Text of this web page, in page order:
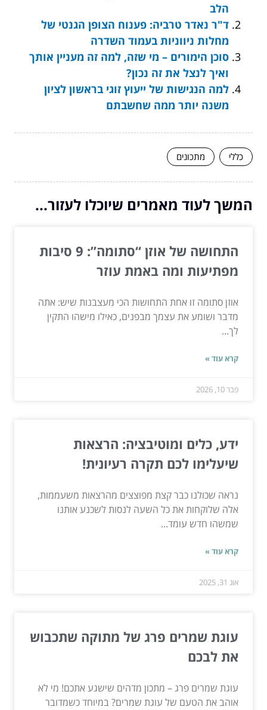
הלב
ד"ר נאדר טרביה: פענוח הצופן הגנטי של
מחלות ניווניות בעמוד השדרה
סוכן הימורים – מי שזה, למה זה מעניין אותך
ואיך לנצל את זה נכון?
למה הנגישות של ייעוץ זוגי בראשון לציון
משנה יותר ממה שחשבתם
כללי מתכונים
המשך לעוד מאמרים שיוכלו לעזור...
התחושה של אוזן “סתומה”: 9 סיבות
מפתיעות ומה באמת עוזר
אוזן סתומה זו אחת התחושות הכי מעצבנות שיש: אתה
מדבר ושומע את עצמך מבפנים, כאילו מישהו התקין
לך...
קרא עוד »
פבר 10, 2026
ידע, כלים ומוטיבציה: הרצאות
שיעלימו לכם תקרה רעיונית!
נראה שכולנו כבר קצת מפוצצים מהרצאות משעממות,
אלה שלוקחות את כל השעה לנסות לשכנע אותנו
שמשהו חדש עומד...
קרא עוד »
אוג 31, 2025
עוגת שמרים פרג של מתוקה שתכבוש
את לבכם
עוגת שמרים פרג – מתכון מדהים שישגע אתכם! מי לא
אוהב את הטעם של עוגת שמרים? במיוחד כשמדובר